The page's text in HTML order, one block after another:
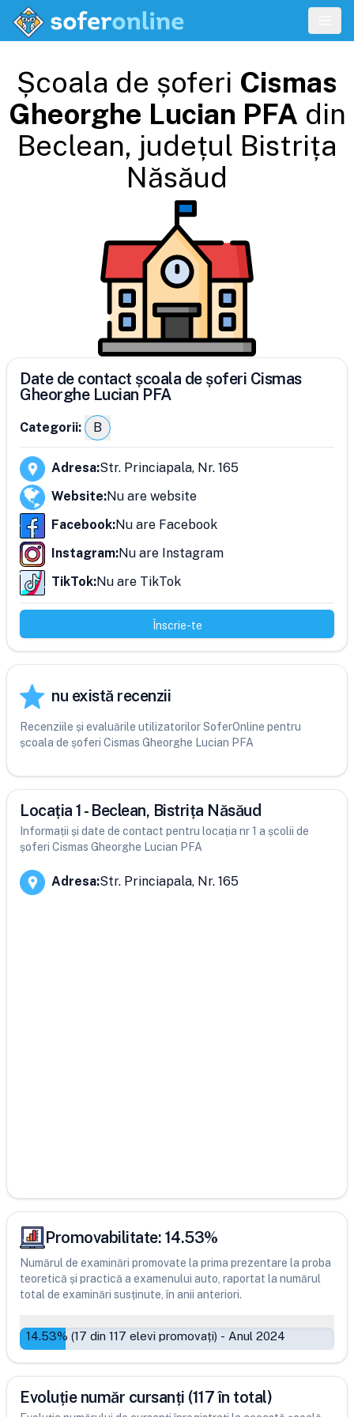
Școala de șoferi Cismas
Gheorghe Lucian PFA din
Beclean, județul Bistrița
Năsăud
Date de contact școala de șoferi Cismas
Gheorghe Lucian PFA
Categorii: B
Adresa:Str. Princiapala, Nr. 165
Website:Nu are website
Facebook:Nu are Facebook
Instagram:Nu are Instagram
TikTok:Nu are TikTok
Înscrie-te
nu există recenzii
Recenziile și evaluările utilizatorilor SoferOnline pentru
școala de șoferi Cismas Gheorghe Lucian PFA
Locația 1 - Beclean, Bistrița Năsăud
Informații și date de contact pentru locația nr 1 a școlii de
șoferi Cismas Gheorghe Lucian PFA
Adresa:Str. Princiapala, Nr. 165
Promovabilitate: 14.53%
Numărul de examinări promovate la prima prezentare la proba
teoretică și practică a examenului auto, raportat la numărul
total de examinări susținute, în anii anteriori.
14.53% (17 din 117 elevi promovați) - Anul 2024
Evoluție număr cursanți (117 în total)